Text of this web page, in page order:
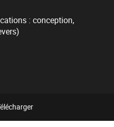
: conception,